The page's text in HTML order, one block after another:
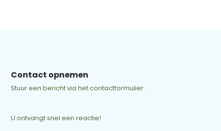
Contact opnemen
Stuur een bericht via het contactformulier.
U ontvangt snel een reactie!